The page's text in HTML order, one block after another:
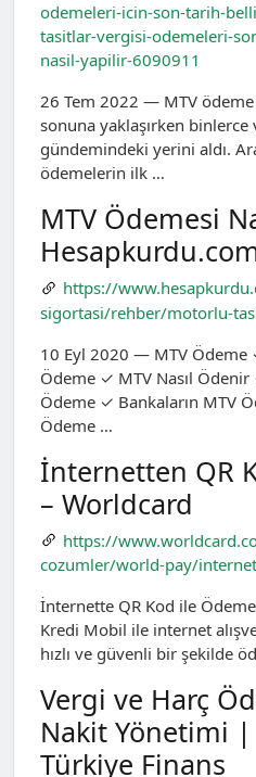
odemeleri-icin-son-tarih-
tasitlar-vergisi-odemeleri-
nasil-yapilir-6090911
26 Tem 2022 — MTV ödeme
sonuna yaklaşırken binlerce
gündemindeki yerini aldı.
ödemelerin ilk …
MTV Ödemesi
https://
sigortasi/rehber/motorlu-
10 Eyl 2020 — MTV Ödeme
Ödeme ✓ MTV Nasıl
Ödeme ✓ Bankaların MTV
Ödeme …
İnternetten QR
– Worldcard
https://
cozumler/world-pay/
İnternette QR Kod ile
Kredi Mobil ile internet
hızlı ve güvenli bir şekilde
Vergi ve Harç
Nakit Yönetimi |
Türkiye Finans